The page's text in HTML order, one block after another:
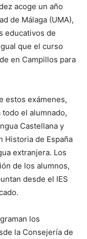
acoge un año
de Málaga (UMA),
educativos de
que el curso
en Campillos para
estos exámenes,
el alumnado,
Castellana y
Historia de España
extranjera. Los
de los alumnos,
desde el IES
los
la Consejería de